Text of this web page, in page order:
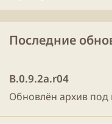
Последние
B.0.9.2a.r04
Обновлён архив под